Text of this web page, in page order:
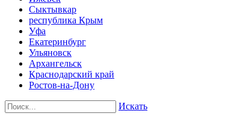
Сыктывкар
республика Крым
Уфа
Екатеринбург
Ульяновск
Архангельск
Краснодарский край
Ростов-на-Дону
Искать